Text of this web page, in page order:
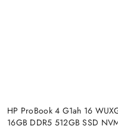
HP ProBook 4 G1ah 16
16GB DDR5 512GB SSD